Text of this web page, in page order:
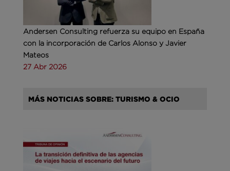
Andersen Consulting refuerza su equipo en España
con la incorporación de Carlos Alonso y Javier
Mateos
27 Abr 2026
MÁS NOTICIAS SOBRE: TURISMO & OCIO